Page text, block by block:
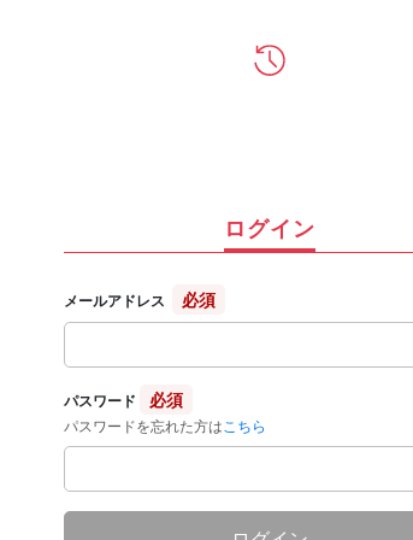
ログイン
メールアドレス 必須
パスワード 必須
パスワードを忘れた方は こちら